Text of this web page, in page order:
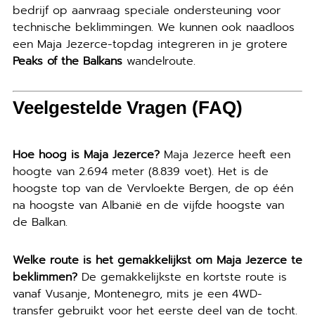
bedrijf op aanvraag speciale ondersteuning voor
technische beklimmingen. We kunnen ook naadloos
een Maja Jezerce-topdag integreren in je grotere
Peaks of the Balkanswandelroute.
Veelgestelde Vragen (FAQ)
Hoe hoog is Maja Jezerce?Maja Jezerce heeft een
hoogte van 2.694 meter (8.839 voet). Het is de
hoogste top van de Vervloekte Bergen, de op één
na hoogste van Albanië en de vijfde hoogste van
de Balkan.
Welke route is het gemakkelijkst om Maja Jezerce te
beklimmen?De gemakkelijkste en kortste route is
vanaf Vusanje, Montenegro, mits je een 4WD-
transfer gebruikt voor het eerste deel van de tocht.